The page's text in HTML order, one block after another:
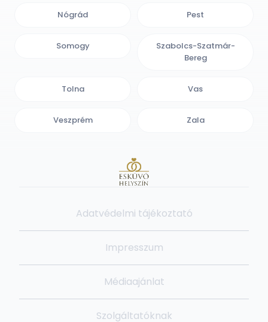
Nógrád Pest
Somogy
Szabolcs-Szatmár-
Bereg
Tolna Vas
Veszprém Zala
Adatvédelmi tájékoztató
Impresszum
Médiaajánlat
Szolgáltatóknak